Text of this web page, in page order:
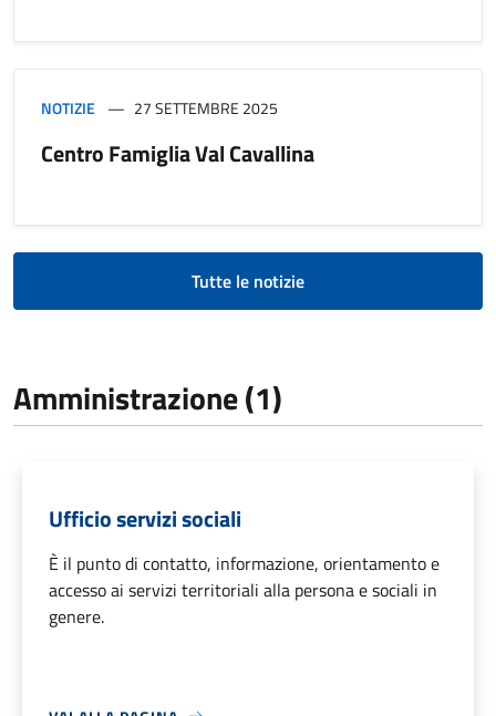
NOTIZIE 27 SETTEMBRE 2025
Centro Famiglia Val Cavallina
Tutte le notizie
Amministrazione (1)
Ufficio servizi sociali
È il punto di contatto, informazione, orientamento e
accesso ai servizi territoriali alla persona e sociali in
genere.